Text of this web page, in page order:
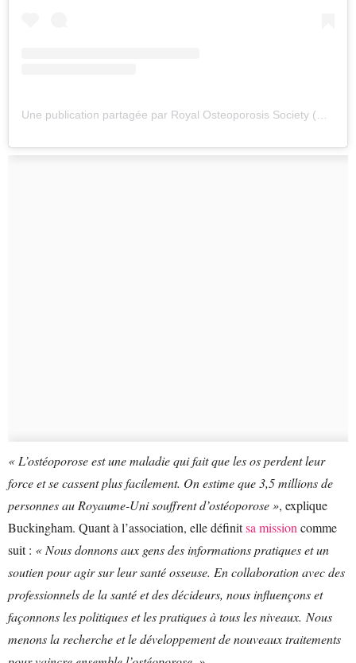
« L’ostéoporose est une maladie qui fait que les os perdent leur
force et se cassent plus facilement. On estime que 3,5 millions de
personnes au Royaume-Uni souffrent d’ostéoporose », explique
Buckingham. Quant à l’association, elle définitsa mission comme
suit : « Nous donnons aux gens des informations pratiques et un
soutien pour agir sur leur santé osseuse. En collaboration avec des
professionnels de la santé et des décideurs, nous influençons et
façonnons les politiques et les pratiques à tous les niveaux. Nous
menons la recherche et le développement de nouveaux traitements